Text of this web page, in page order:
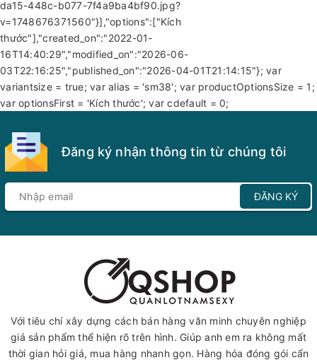
da15-448c-b077-7f4a9ba4bf90.jpg?
v=1748676371560"}],"options":["Kích
thước"],"created_on":"2022-01-
16T14:40:29","modified_on":"2026-06-
03T22:16:25","published_on":"2026-04-01T21:14:15"}; var
variantsize = true; var alias = 'sm38'; var productOptionsSize = 1;
var optionsFirst = 'Kích thước'; var cdefault = 0;
Đăng ký nhận thông tin từ chúng tôi
ĐĂNG KÝ
Với tiêu chí xây dựng cách bán hàng văn minh chuyên nghiệp
giá sản phẩm thể hiện rõ trên hình. Giúp anh em ra không mất
thời gian hỏi giá, mua hàng nhanh gọn. Hàng hóa đóng gói cẩn